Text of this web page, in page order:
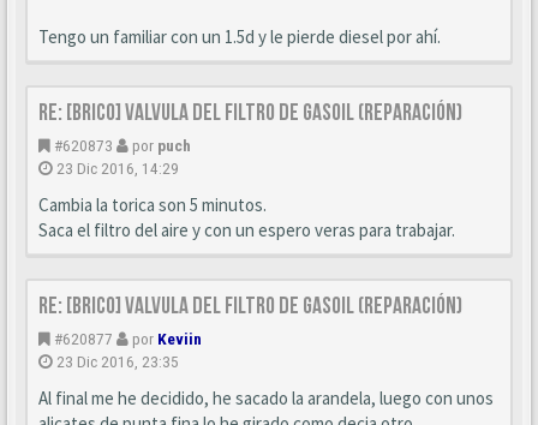
Tengo un familiar con un 1.5d y le pierde diesel por ahí.
Re: [BRICO] Valvula del filtro de gasoil (reparación)
#620873 por puch
23 Dic 2016, 14:29
Cambia la torica son 5 minutos.
Saca el filtro del aire y con un espero veras para trabajar.
Re: [BRICO] Valvula del filtro de gasoil (reparación)
#620877 por Keviin
23 Dic 2016, 23:35
Al final me he decidido, he sacado la arandela, luego con unos